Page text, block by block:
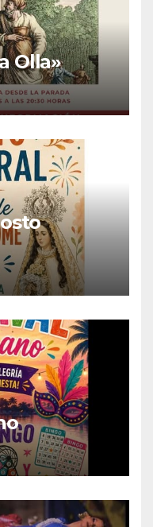
Olla»